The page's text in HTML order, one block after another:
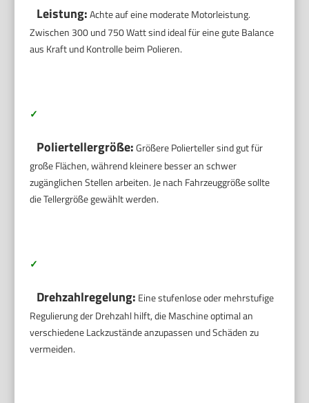
Leistung:Achte auf eine moderate Motorleistung.
Zwischen 300 und 750 Watt sind ideal für eine gute Balance
aus Kraft und Kontrolle beim Polieren.
✓
Poliertellergröße:Größere Polierteller sind gut für
große Flächen, während kleinere besser an schwer
zugänglichen Stellen arbeiten. Je nach Fahrzeuggröße sollte
die Tellergröße gewählt werden.
✓
Drehzahlregelung: Eine stufenlose oder mehrstufige
Regulierung der Drehzahl hilft, die Maschine optimal an
verschiedene Lackzustände anzupassen und Schäden zu
vermeiden.